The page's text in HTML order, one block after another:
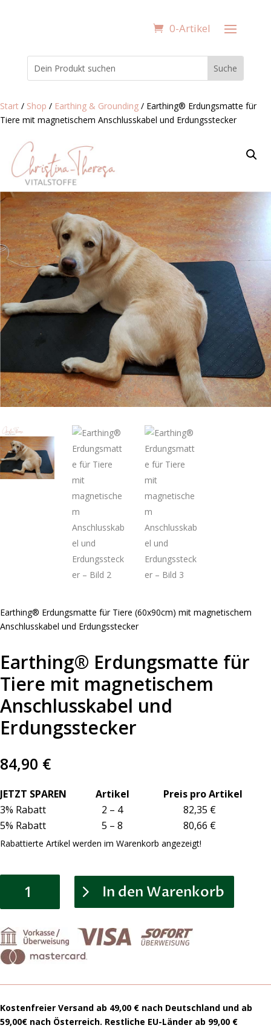
0-Artikel
Start / Shop / Earthing & Grounding / Earthing® Erdungsmatte für
Tiere mit magnetischem Anschlusskabel und Erdungsstecker
Earthing® Erdungsmatte für Tiere (60x90cm) mit magnetischem
Anschlusskabel und Erdungsstecker
Earthing® Erdungsmatte für
Tiere mit magnetischem
Anschlusskabel und
Erdungsstecker
84,90 €
JETZT SPAREN Artikel Preis pro Artikel
3% Rabatt 2 – 4 82,35 €
5% Rabatt 5 – 8 80,66 €
Rabattierte Artikel werden im Warenkorb angezeigt!
Earthing®
Erdungsmatte
für
mit
magnetischem
Anschlusskabel
Menge
In den Warenkorb
Kostenfreier Versand ab 49,00 € nach Deutschland und ab
59,00€ nach Österreich. Restliche EU-Länder ab 99,00 €